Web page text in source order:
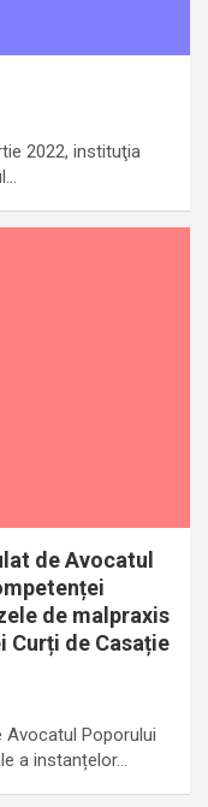
2022, instituţia
de Avocatul
de malpraxis
Curți de Casație
Poporului
a instanțelor…